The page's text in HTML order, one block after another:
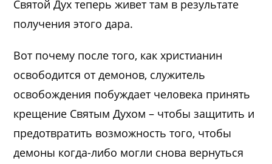
Святой Дух теперь живет там в результате
получения этого дара.
Вот почему после того, как христианин
освободится от демонов, служитель
освобождения побуждает человека принять
крещение Святым Духом – чтобы защитить и
предотвратить возможность того, чтобы
демоны когда-либо могли снова вернуться